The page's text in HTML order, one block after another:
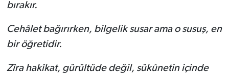
bırakır.
Cehâlet bağırırken, bilgelik susar ama o susuş, en
bir öğretidir.
Zîra hakîkat, gürültüde değil, sükûnetin içinde